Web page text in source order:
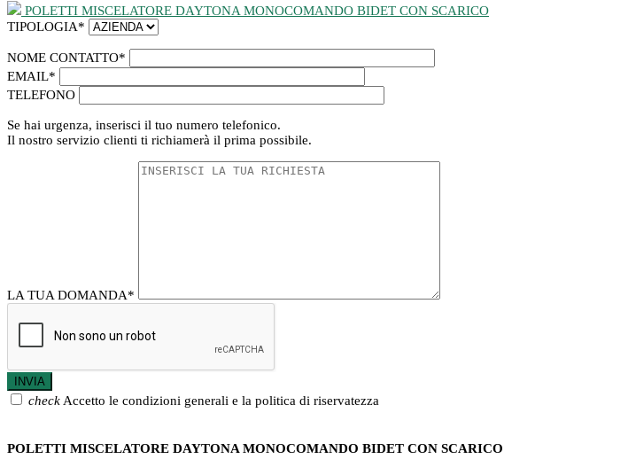
POLETTI MISCELATORE DAYTONA MONOCOMANDO BIDET CON SCARICO
TIPOLOGIA*
NOME CONTATTO*
EMAIL*
TELEFONO
Se hai urgenza, inserisci il tuo numero telefonico.
Il nostro servizio clienti ti richiamerà il prima possibile.
LA TUA DOMANDA*
check Accetto le condizioni generali e la politica di riservatezza
POLETTI MISCELATORE DAYTONA MONOCOMANDO BIDET CON SCARICO